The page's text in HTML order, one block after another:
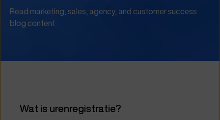
Read marketing, sales, agency, and customer success
blog content
Wat is urenregistratie?